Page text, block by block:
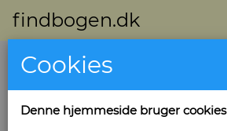
findbogen.dk
Danske Kongeslotte
Cookies
Denne hjemmeside bruger cookies